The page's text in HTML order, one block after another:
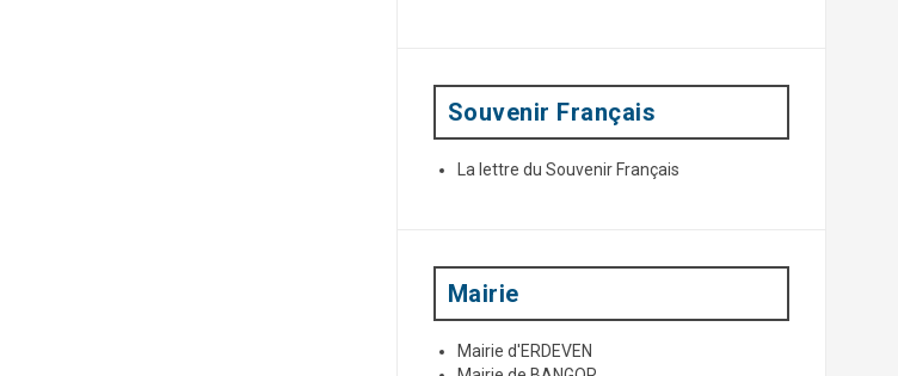
r
Souvenir Français
La lettre du Souvenir Français
Mairie
Mairie d'ERDEVEN